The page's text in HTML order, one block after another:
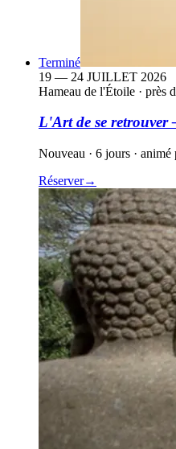
Terminé
19 — 24 JUILLET 2026
Hameau de l'Étoile · près
L'Art de se
Nouveau · 6 jours ·
Réserver→